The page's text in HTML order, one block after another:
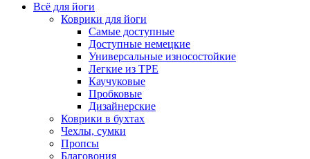
Всё для йоги
Коврики для йоги
Самые доступные
Доступные немецкие
Универсальные износостойкие
Легкие из TPE
Каучуковые
Пробковые
Дизайнерские
Коврики в бухтах
Чехлы, сумки
Пропсы
Благовония